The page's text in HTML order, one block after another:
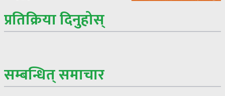
प्रतिक्रिया दिनुहोस्
सम्बन्धित् समाचार